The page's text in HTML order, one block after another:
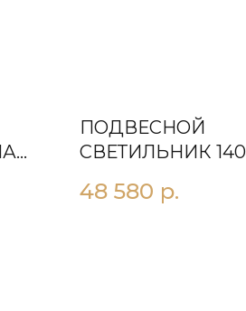
ПОДВЕСНОЙ
СВЕТИЛЬНИК
48 580 р.